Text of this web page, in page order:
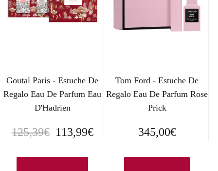
Goutal Paris - Estuche De
Regalo Eau De Parfum Eau
D'Hadrien
125,39€ E
113,99€E
Tom Ford - Estuche De
Regalo Eau De Parfum Rose
Prick
345,00€